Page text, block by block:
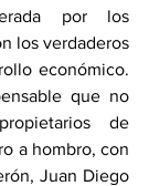
por los
los verdaderos
económico.
que no
de
a hombro, con
Juan Diego